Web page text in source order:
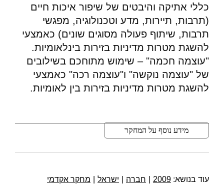
כללי אתיקה והיבטים של שיפור איכות חיים
(תרבות, תיירות, מדע וטכנולוגיה, מפגשי
תרבות, שיתוף פעולה מסוגים שונים) כאמצעי
להשגת מטרות מדיניות בזירות בינלאומיות.
"עוצמה חכמה" – שימוש מתוחכם בשילובים
של "עוצמה נוקשה" ו"עוצמה רכה" כאמצעי
להשגת מטרות מדיניות בזירות בין לאומיות.
מידע נוסף על המחקר
עוד בנושא: 2009 חברה ישראל מחקר אקדמי